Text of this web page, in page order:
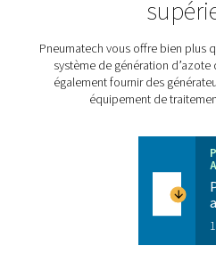
Installation prête à
d’alimentation, une
Encombrement
plus petit de moitié
sans système de
Flexibilité :Un
stockage d’azote ou
Durabilité :La